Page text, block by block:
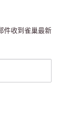
件收到雀巢最新